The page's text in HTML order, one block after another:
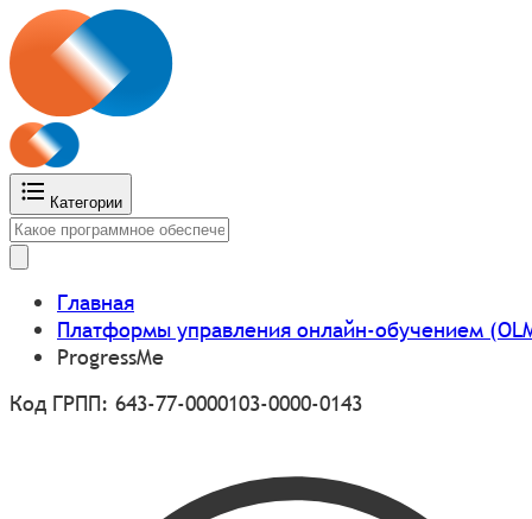
Категории
Главная
Платформы управления онлайн-обучением
ProgressMe
Код ГРПП: 643-77-0000103-0000-0143